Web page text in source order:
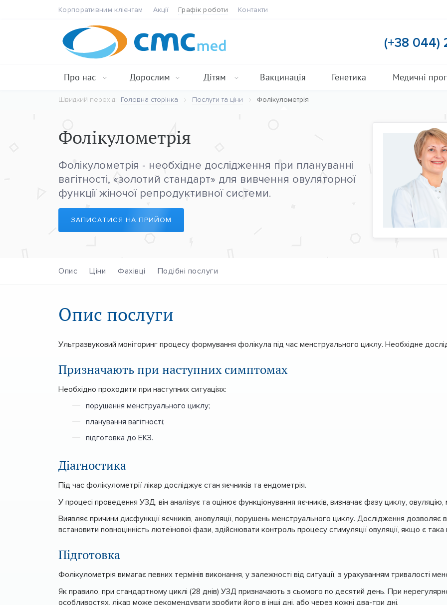
Корпоративним клієнтам Акції Графік роботи Контакти
(+38 044)
Про нас Дорослим Дітям Вакцинація Генетика Медичні
Швидкий перехід: Головна сторінка Послуги та ціни Фолікулометрія
Фолікулометрія
Фолікулометрія - необхідне дослідження при плануванні
вагітності, «золотий стандарт» для вивчення овуляторної
функції жіночої репродуктивної системи.
ЗАПИСАТИСЯ НА ПРИЙОМ
Опис Ціни Фахівці Подібні послуги
Опис послуги
Ультразвуковий моніторинг процесу формування фолікула під час менструального циклу. Необхідне
Призначають при наступних симптомах
Необхідно проходити при наступних ситуаціях:
порушення менструального циклу;
планування вагітності;
підготовка до ЕКЗ.
Діагностика
Під час фолікулометрії лікар досліджує стан яєчників та ендометрія.
У процесі проведення УЗД, він аналізує та оцінює функціонування яєчників, визначає фазу циклу, овуляцію,
Виявляє причини дисфункції яєчників, ановуляції, порушень менструального циклу. Дослідження дозволяє
встановити повноцінність лютеїнової фази, здійснювати контроль процесу стимуляції овуляції, якщо є така
Підготовка
Фолікулометрія вимагає певних термінів виконання, у залежності від ситуації, з урахуванням тривалості
Як правило, при стандартному циклі (28 днів) УЗД призначають з сьомого по десятий день. При
особливостях, лікар може рекомендувати зробити його в інші дні, або через кожні два-три дні.